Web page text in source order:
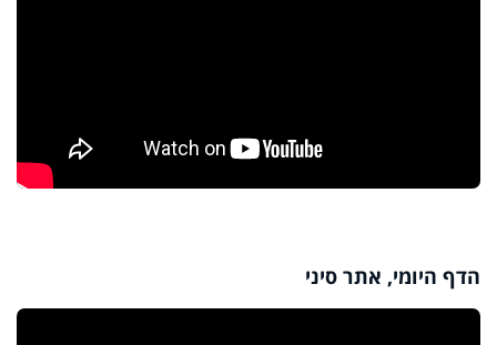
הדף היומי, אתר סיני